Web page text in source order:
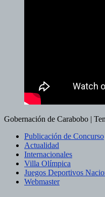
Gobernación de Carabobo |
Publicación de Concurso
Actualidad
Internacionales
Villa Olímpica
Juegos Deportivos
Webmaster